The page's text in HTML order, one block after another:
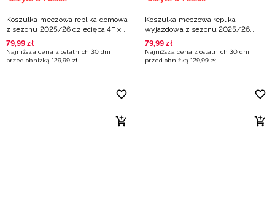
Koszulka meczowa replika domowa
z sezonu 2025/26 dziecięca 4F x
Polonia Warszawa - biała
79,99 zł
Najniższa cena z ostatnich 30 dni
przed obniżką 129,99 zł
Koszulka meczowa replika
wyjazdowa z sezonu 2025/26
dziecięca 4F x Polonia Warszawa -
czarna
79,99 zł
Najniższa cena z ostatnich 30 dni
przed obniżką 129,99 zł